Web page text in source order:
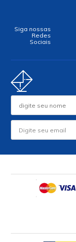
Siga nossas
Redes
Sociais